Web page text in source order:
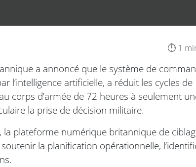
⏱️ 1
a annoncé que le système de
l’intelligence artificielle, a réduit les cycles de
corps d’armée de 72 heures à seulement
la prise de décision militaire.
, la plateforme numérique britannique de
la planification opérationnelle,